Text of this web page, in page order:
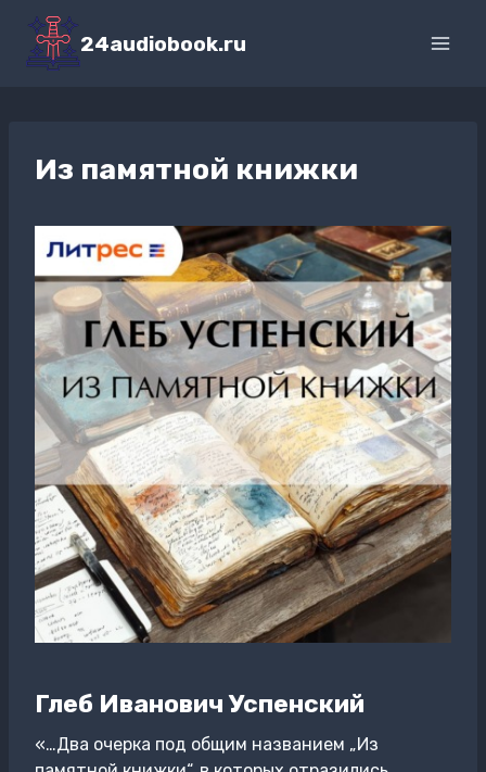
Перейти
содержимому
24audiobook.ru
Из памятной книжки
Глеб Иванович Успенский
«…Два очерка под общим названием „Из